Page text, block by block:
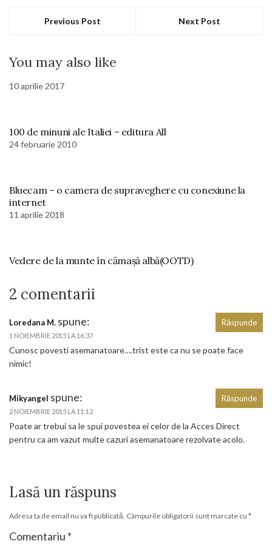
Previous Post Next Post
You may also like
10 aprilie 2017
100 de minuni ale Italiei – editura All
24 februarie 2010
Bluecam – o camera de supraveghere cu conexiune la
internet
11 aprilie 2018
Vedere de la munte în cămașă albă(OOTD)
2 comentarii
Loredana M. spune:
1 NOIEMBRIE 2015 LA 16:37
Cunosc povesti asemanatoare….trist este ca nu se poate face
nimic!
Răspunde
Mikyangel spune:
2 NOIEMBRIE 2015 LA 11:12
Poate ar trebui sa le spui povestea ei celor de la Acces Direct
pentru ca am vazut multe cazuri asemanatoare rezolvate acolo.
Răspunde
Lasă un răspuns
Adresa ta de email nu va fi publicată. Câmpurile obligatorii sunt marcate cu *
Comentariu *